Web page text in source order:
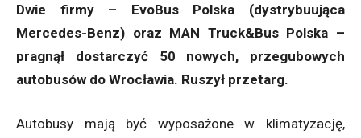
Dwie firmy – EvoBus Polska (dystrybuująca
Mercedes-Benz) oraz MAN Truck&Bus Polska –
pragnął dostarczyć 50 nowych, przegubowych
autobusów do Wrocławia. Ruszył przetarg.
Autobusy mają być wyposażone w klimatyzację,